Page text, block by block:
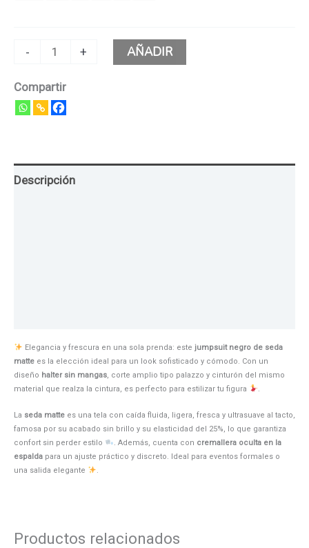
- + AÑADIR
Compartir
Descripción
Elegancia y frescura en una sola prenda: este jumpsuit negro de seda
matte es la elección ideal para un look sofisticado y cómodo. Con un
diseño halter sin mangas, corte amplio tipo palazzo y cinturón del mismo
material que realza la cintura, es perfecto para estilizar tu figura
.
La seda matte es una tela con caída fluida, ligera, fresca y ultrasuave al tacto,
famosa por su acabado sin brillo y su elasticidad del 25%, lo que garantiza
confort sin perder estilo
. Además, cuenta con cremallera oculta en la
espalda para un ajuste práctico y discreto. Ideal para eventos formales o
una salida elegante
.
Productos relacionados